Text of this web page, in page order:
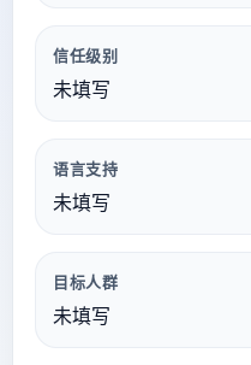
信任级别
未填写
语言支持
未填写
目标人群
未填写